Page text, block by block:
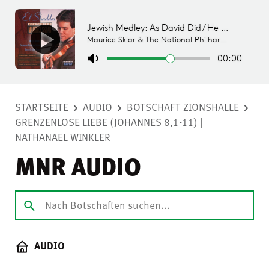
STARTSEITE AUDIO
BOTSCHAFT ZIONSHALLE
GRENZENLOSE LIEBE (JOHANNES 8,1-11) |
NATHANAEL WINKLER
MNR AUDIO
AUDIO